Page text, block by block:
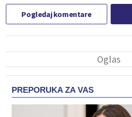
Pogledaj komentare
PREPORUKA ZA VAS